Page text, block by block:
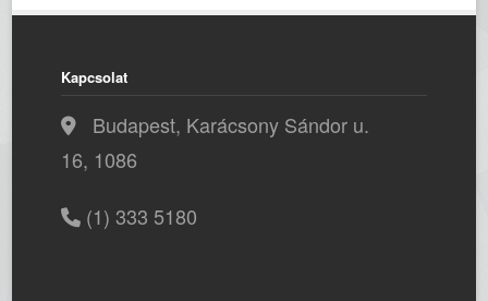
Kapcsolat
Budapest, Karácsony Sándor u.
16, 1086
(1) 333 5180